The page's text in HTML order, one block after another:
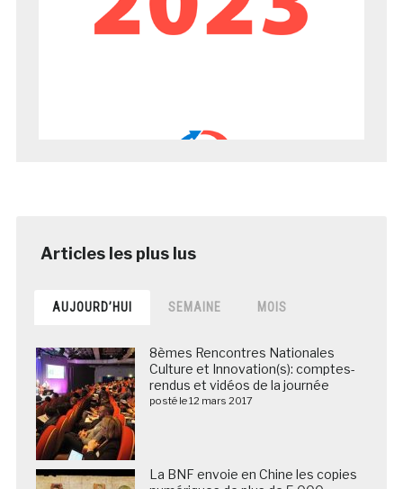
AUJOURD’HUI SEMAINE MOIS
8èmes Rencontres Nationales
Culture et Innovation(s): comptes-
rendus et vidéos de la journée
posté le 12 mars 2017
La BNF envoie en Chine les copies